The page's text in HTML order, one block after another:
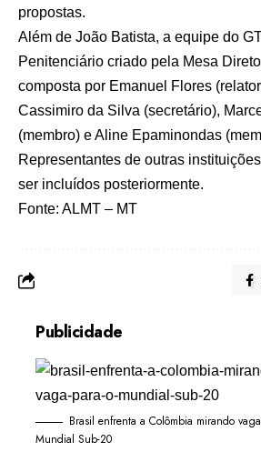
propostas.
Além de João Batista, a equipe do
Penitenciário criado pela Mesa
composta por Emanuel Flores
Cassimiro da Silva (secretário),
(membro) e Aline Epaminondas
Representantes de outras
ser incluídos posteriormente.
Fonte: ALMT – MT
Publicidade
Brasil enfrenta a Colômbia mirando
Mundial Sub-20